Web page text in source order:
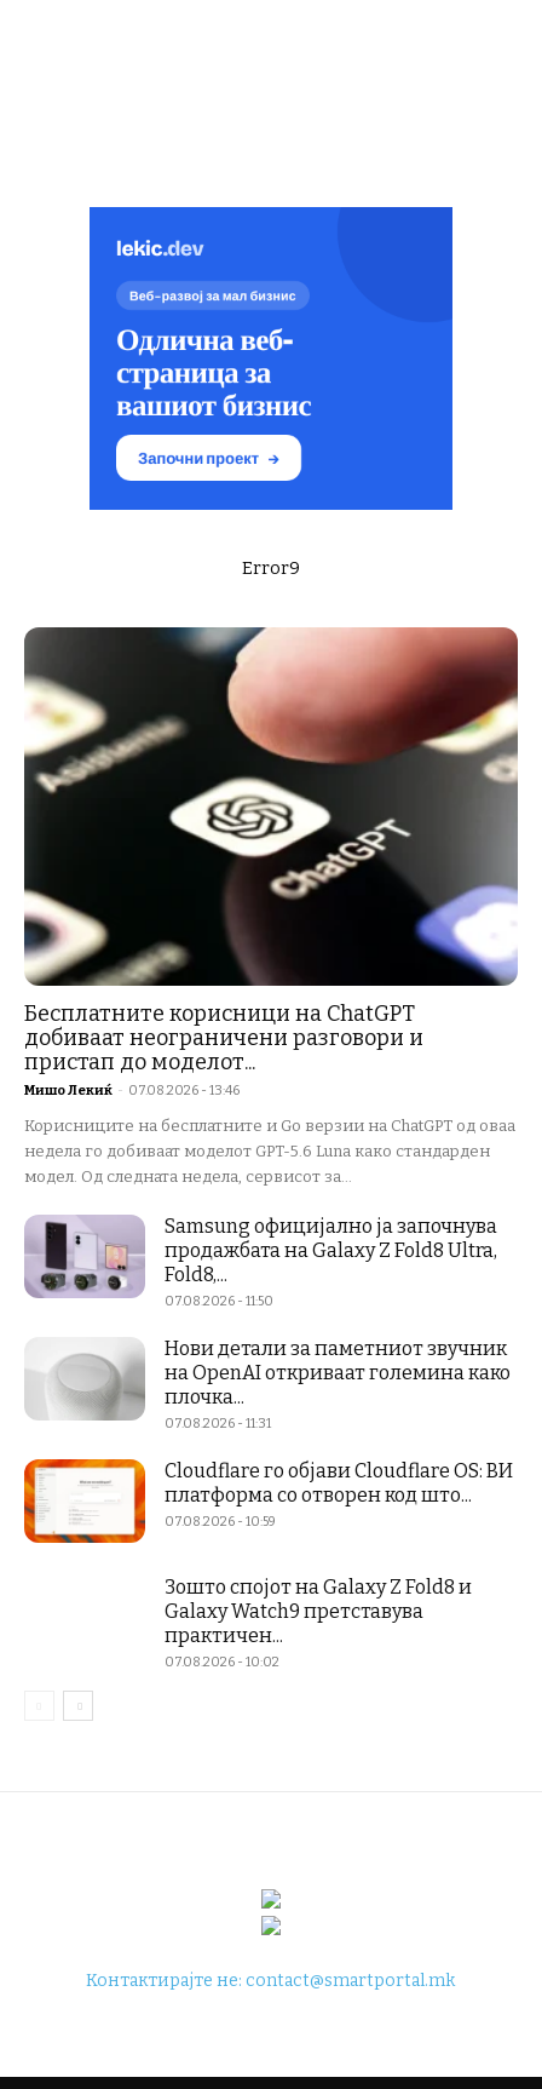
Error9
Бесплатните корисници на ChatGPT
добиваат неограничени разговори и
пристап до моделот...
Мишо Лекиќ - 07.08.2026 - 13:46
Корисниците на бесплатните и Go верзии на ChatGPT од оваа
недела го добиваат моделот GPT-5.6 Luna како стандарден
модел. Од следната недела, сервисот за...
Samsung официјално ја започнува
продажбата на Galaxy Z Fold8 Ultra,
Fold8,...
07.08.2026 - 11:50
Нови детали за паметниот звучник
на OpenAI откриваат големина како
плочка...
07.08.2026 - 11:31
Cloudflare го објави Cloudflare OS: ВИ
платформа со отворен код што...
07.08.2026 - 10:59
Зошто спојот на Galaxy Z Fold8 и
Galaxy Watch9 претставува
практичен...
07.08.2026 - 10:02
Контактирајте не:contact@smartportal.mk